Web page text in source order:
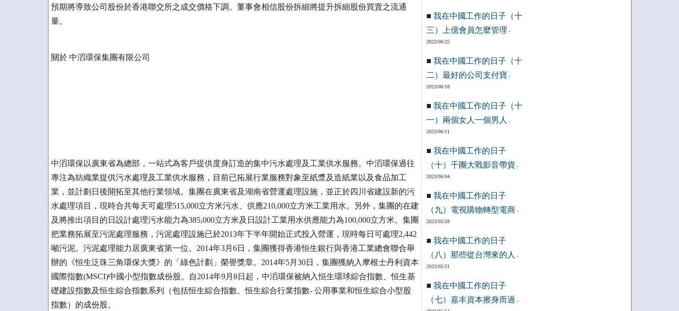
預期將導致公司股份於香港聯交所之成交價格下調。董事會相信股份拆細將提升拆細股份買賣之流通
量。
關於 中滔環保集團有限公司
中滔環保以廣東省為總部，一站式為客戶提供度身訂造的集中污水處理及工業供水服務。中滔環保過往
專注為紡織業提供污水處理及工業供水服務，目前已拓展行業服務對象至紙漿及造紙業以及食品加工
業，並計劃日後開拓至其他行業領域。集團在廣東省及湖南省營運處理設施，並正於四川省建設新的污
水處理項目，現時合共每天可處理515,000立方米污水、供應210,000立方米工業用水。另外，集團的在建
及將推出項目的日設計處理污水能力為385,000立方米及日設計工業用水供應能力為100,000立方米。集團
把業務拓展至污泥處理服務，污泥處理設施已於2013年下半年開始正式投入營運，現時每日可處理2,442
噸污泥。污泥處理能力居廣東省第一位。2014年3月6日，集團獲得香港恒生銀行與香港工業總會聯合舉
辦的《恒生泛珠三角環保大獎》的「綠色計劃」榮譽獎章。2014年5月30日，集團獲納入摩根士丹利資本
國際指數(MSCI)中國小型指數成份股。自2014年9月8日起，中滔環保被納入恒生環球綜合指數、恒生基
礎建設指數及恒生綜合指數系列（包括恒生綜合指數、恒生綜合行業指數- 公用事業和恒生綜合小型股
指數）的成份股。
■ 我在中國工作的日子（十
三）上億會員怎麼管理 -
2023/06/25
■ 我在中國工作的日子（十
二）最好的公司支付寶 -
2023/06/18
■ 我在中國工作的日子（十
一）兩個女人一個男人
-
2023/06/11
■ 我在中國工作的日子
（十）千團大戰影音帶貨 -
2023/06/04
■ 我在中國工作的日子
（九）電視購物轉型電商 -
2023/05/28
■ 我在中國工作的日子
（八）那些從台灣來的人
-
2023/05/21
■ 我在中國工作的日子
（七）嘉丰資本擦身而過 -